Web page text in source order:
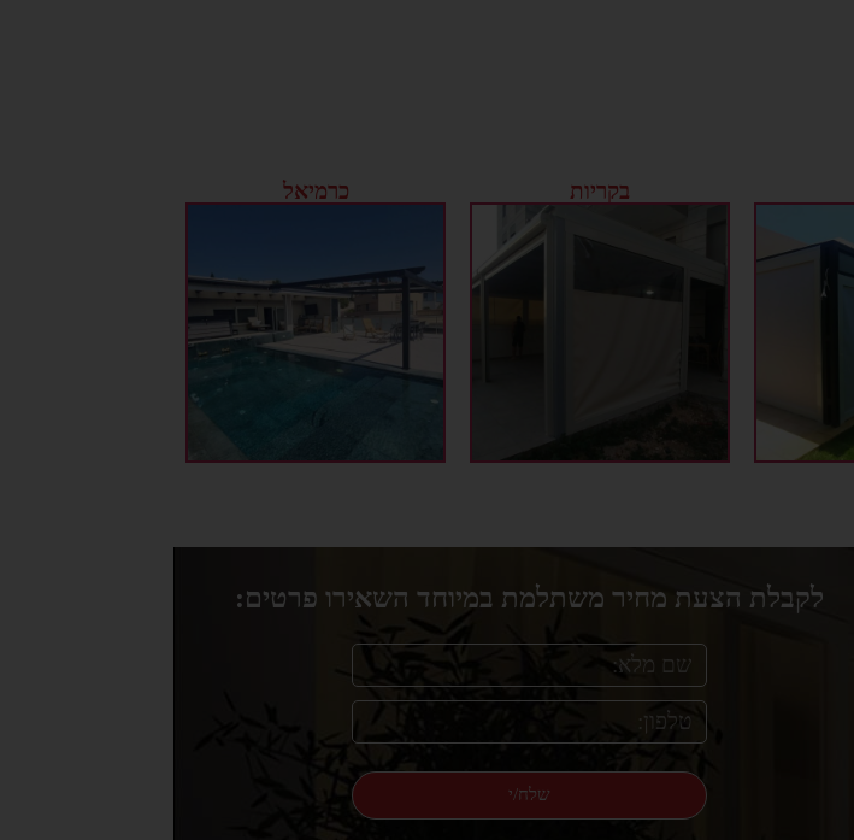
בקריות כרמיאל
לקבלת הצעת מחיר משתלמת במיוחד השאירו פרטים:
שלח/י